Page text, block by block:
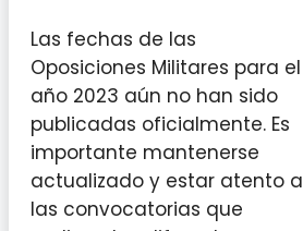
Las fechas de las
Oposiciones Militares para el
año 2023 aún no han sido
publicadas oficialmente. Es
importante mantenerse
actualizado y estar atento a
las convocatorias que